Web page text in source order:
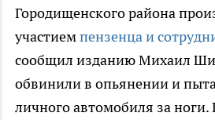
Городищенского района
участиемпензенца и
сообщил изданию Михаил
обвинили в опьянении и
личного автомобиля за